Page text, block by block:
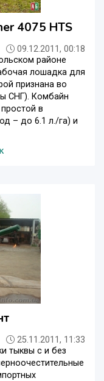
4075 HTS
09.12.2011, 00:18
районе
лошадка для
признана во
СНГ). Комбайн
в
– до 6.1 л./га) и
25.11.2011, 11:33
тыквы с и без